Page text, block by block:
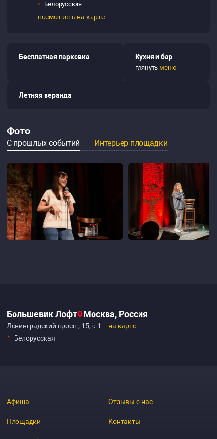
Белорусская
посмотреть на карте
Бесплатная парковка Кухня и бар
глянуть меню
Летняя веранда
Фото
С прошлых событий Интерьер площадки
Большевик Лофт Москва, Россия
Ленинградский просп., 15, с.1
на карте
Белорусская
Афиша
Площадки
Отзывы о нас
Контакты